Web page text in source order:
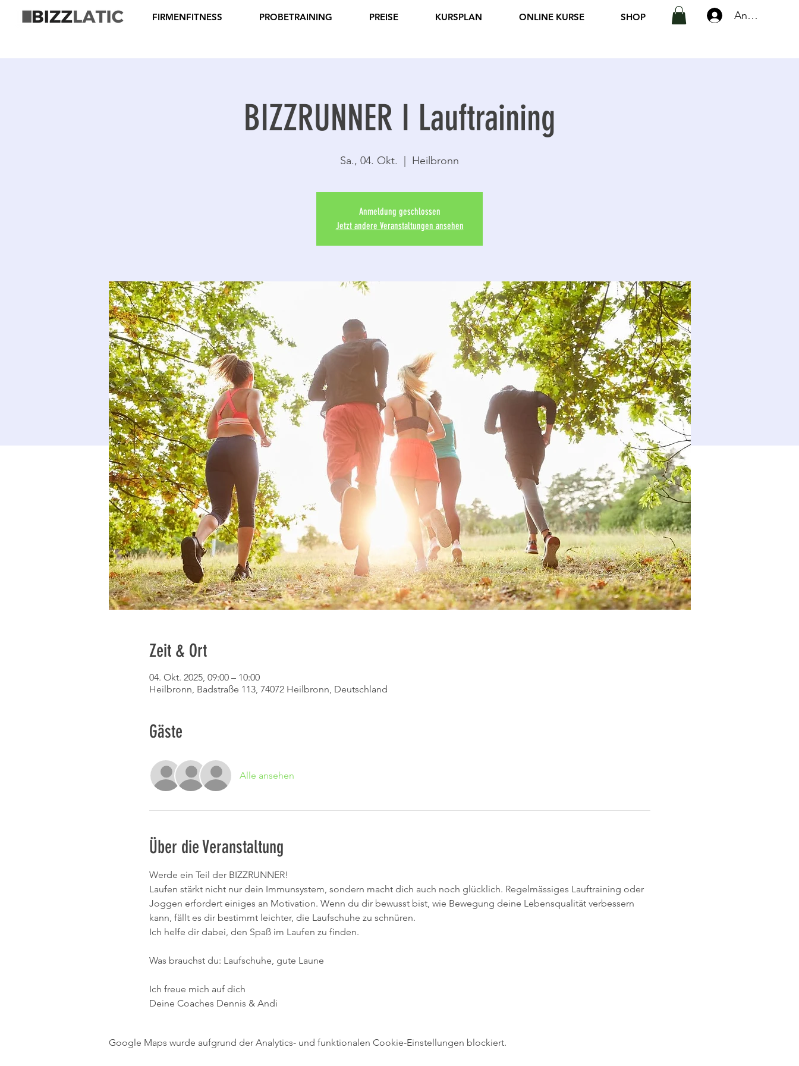
FIRMENFITNESS PROBETRAINING PREISE KURSPLAN ONLINE KURSE SHOP Anmelden
BIZZRUNNER I Lauftraining
Sa., 04. Okt. Heilbronn
Anmeldung geschlossen
Jetzt andere Veranstaltungen ansehen
Zeit & Ort
04. Okt. 2025, 09:00 – 10:00
Heilbronn, Badstraße 113, 74072 Heilbronn, Deutschland
Gäste
Alle ansehen
Über die Veranstaltung
Werde ein Teil der BIZZRUNNER!
Laufen stärkt nicht nur dein Immunsystem, sondern macht dich auch noch glücklich. Regelmässiges Lauftraining oder
Joggen erfordert einiges an Motivation. Wenn du dir bewusst bist, wie Bewegung deine Lebensqualität verbessern
kann, fällt es dir bestimmt leichter, die Laufschuhe zu schnüren.
Ich helfe dir dabei, den Spaß im Laufen zu finden.
Was brauchst du: Laufschuhe, gute Laune
Ich freue mich auf dich
Deine Coaches Dennis & Andi
Google Maps wurde aufgrund der Analytics- und funktionalen Cookie-Einstellungen blockiert.